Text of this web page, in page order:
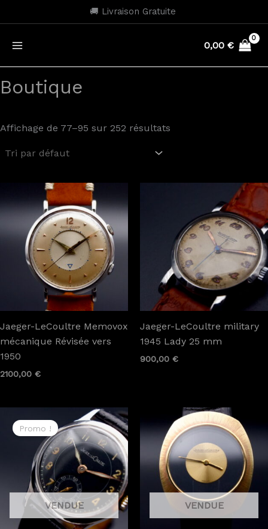
au
🚚 Livraison Gratuite
0,00 €
Boutique
Affichage de 77–95 sur 252 résultats
Jaeger-LeCoultre Memovox
mécanique Révisée vers
1950
2100,00 €
Jaeger-LeCoultre military
1945 Lady 25 mm
900,00 €
Promo !
prix
initial
était :
1700,00 €.
Le
prix
actuel
est :
1350,00 €.